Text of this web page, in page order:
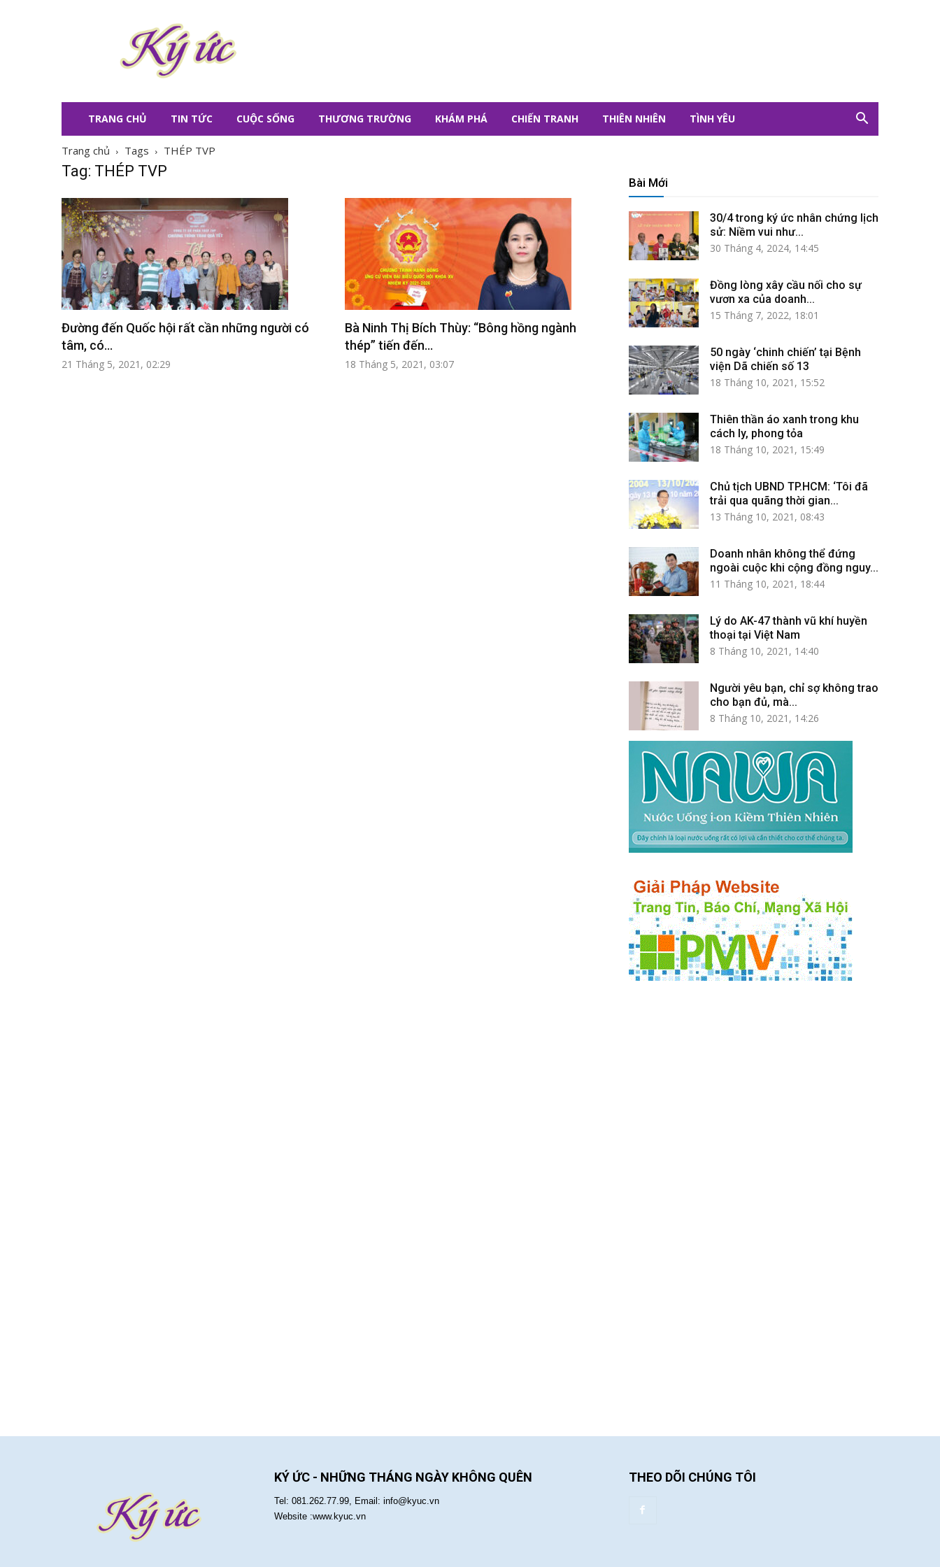
TRANG CHỦ TIN TỨC CUỘC SỐNG THƯƠNG TRƯỜNG KHÁM PHÁ CHIẾN TRANH THIÊN NHIÊN TÌNH YÊU
Trang chủ Tags THÉP TVP
Tag: THÉP TVP
Đường đến Quốc hội rất cần những người có
tâm, có...
21 Tháng 5, 2021, 02:29
Bà Ninh Thị Bích Thùy: “Bông hồng ngành
thép” tiến đến...
18 Tháng 5, 2021, 03:07
Bài Mới
30/4 trong ký ức nhân chứng lịch
sử: Niềm vui như...
30 Tháng 4, 2024, 14:45
Đồng lòng xây cầu nối cho sự
vươn xa của doanh...
15 Tháng 7, 2022, 18:01
50 ngày ‘chinh chiến’ tại Bệnh
viện Dã chiến số 13
18 Tháng 10, 2021, 15:52
Thiên thần áo xanh trong khu
cách ly, phong tỏa
18 Tháng 10, 2021, 15:49
Chủ tịch UBND TP.HCM: ‘Tôi đã
trải qua quãng thời gian...
13 Tháng 10, 2021, 08:43
Doanh nhân không thể đứng
ngoài cuộc khi cộng đồng nguy...
11 Tháng 10, 2021, 18:44
Lý do AK-47 thành vũ khí huyền
thoại tại Việt Nam
8 Tháng 10, 2021, 14:40
Người yêu bạn, chỉ sợ không trao
cho bạn đủ, mà...
8 Tháng 10, 2021, 14:26
KÝ ỨC - NHỮNG THÁNG NGÀY KHÔNG QUÊN
Tel: 081.262.77.99, Email: info@kyuc.vn
Website :www.kyuc.vn
THEO DÕI CHÚNG TÔI